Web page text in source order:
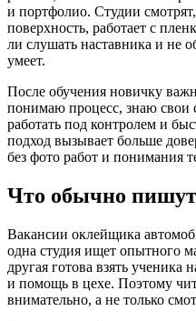
и портфолио. Студии
поверхность, работает с
ли слушать наставника и не
умеет.
После обучения новичку
понимаю процесс, знаю свои
работать под контролем и
подход вызывает больше
без фото работ и понимания
Что обычно
Вакансии оклейщика
одна студия ищет опытного
другая готова взять ученика
и помощь в цехе. Поэтому
внимательно, а не только